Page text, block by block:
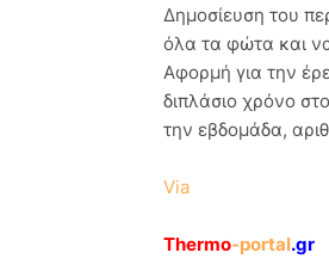
Δημοσίευση του
όλα τα φώτα και
Αφορμή για την
διπλάσιο χρόνο
την εβδομάδα,
Via
Thermo-portal.gr